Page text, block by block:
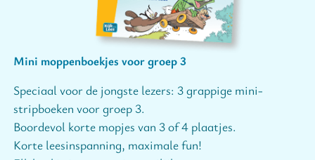
Mini moppenboekjes voor groep 3
Speciaal voor de jongste lezers: 3 grappige mini-
stripboeken voor groep 3.
Boordevol korte mopjes van 3 of 4 plaatjes.
Korte leesinspanning, maximale fun!